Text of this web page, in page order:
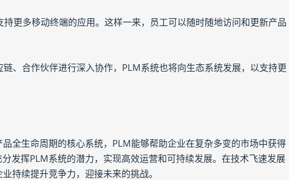
更多移动终端的应用。这样一来，员工可以随时随地访问和更新产品
、合作伙伴进行深入协作，PLM系统也将向生态系统发展，以支持更
全生命周期的核心系统，PLM能够帮助企业在复杂多变的市场中获得
发挥PLM系统的潜力，实现高效运营和可持续发展。在技术飞速发展
持续提升竞争力，迎接未来的挑战。